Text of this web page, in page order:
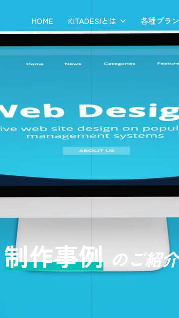
HOME KITADESIとは 各種プラン
制作事例 のご紹介